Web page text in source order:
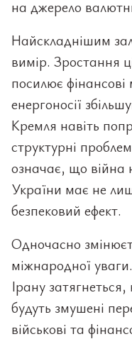
на джерело
Найскладнішим
вимір. Зростання
посилює фінансові
енергоносії
Кремля навіть
структурні
означає, що війна
України має не
безпековий ефект.
Одночасно
міжнародної
Ірану
будуть змушені
військові та